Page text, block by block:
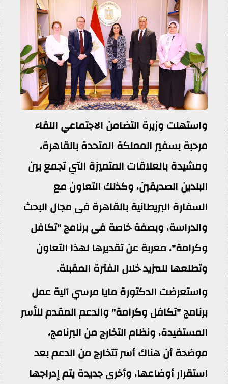
واستهلت وزيرة التضامن الاجتماعي اللقاء
مرحبة بسفير المملكة المتحدة بالقاهرة،
ومشيدة بالعلاقات المتميزة التي تجمع بين
البلدين الصديقين، وكذلك التعاون مع
السفارة البريطانية بالقاهرة فى مجال البحث
والدراسة، وبصفة خاصة فى برنامج "تكافل
وكرامة"، معربة عن تقديرها لهذا التعاون
وتطلعها للمزيد خلال الفترة المقبلة.
واستعرضت الدكتورة مايا مرسي آلية عمل
برنامج "تكافل وكرامة" والدعم المقدم للأسر
المستفيدة، ونظام التخارج من البرنامج،
موضحة أن هناك أسر تتخارج من الدعم بعد
استقرار أوضاعها، وأخرى جديدة يتم إدراجها